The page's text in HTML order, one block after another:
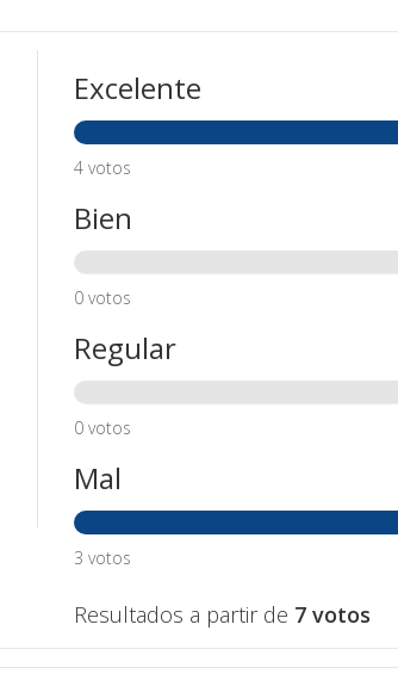
Excelente
4 votos
Bien
0 votos
Regular
0 votos
Mal
3 votos
Resultados a partir de 7 votos